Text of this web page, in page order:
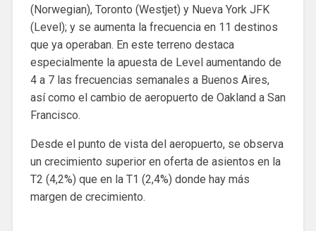
(Norwegian), Toronto (Westjet) y Nueva York JFK
(Level); y se aumenta la frecuencia en 11 destinos
que ya operaban. En este terreno destaca
especialmente la apuesta de Level aumentando de
4 a 7 las frecuencias semanales a Buenos Aires,
así como el cambio de aeropuerto de Oakland a San
Francisco.
Desde el punto de vista del aeropuerto, se observa
un crecimiento superior en oferta de asientos en la
T2 (4,2%) que en la T1 (2,4%) donde hay más
margen de crecimiento.